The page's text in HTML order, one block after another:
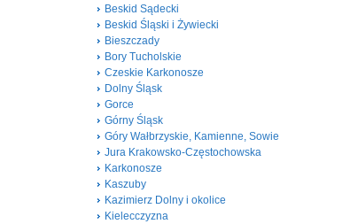
Beskid Sądecki
Beskid Śląski i Żywiecki
Bieszczady
Bory Tucholskie
Czeskie Karkonosze
Dolny Śląsk
Gorce
Górny Śląsk
Góry Wałbrzyskie, Kamienne, Sowie
Jura Krakowsko-Częstochowska
Karkonosze
Kaszuby
Kazimierz Dolny i okolice
Kielecczyzna